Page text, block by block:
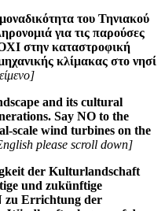
του Τηνιακού
για τις παρούσες
ΟΧΙ στην καταστροφική
κλίμακας στο νησί
and its cultural
Say NO to the
scale wind turbines on the
please scroll down]
der Kulturlandschaft
und zukünftige
zu Errichtung der